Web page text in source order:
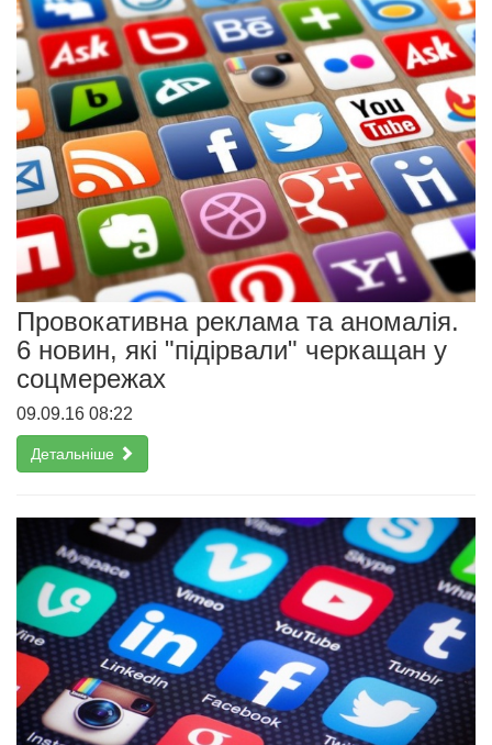
Провокативна реклама та аномалія.
6 новин, які "підірвали" черкащан у
соцмережах
09.09.16 08:22
Детальніше